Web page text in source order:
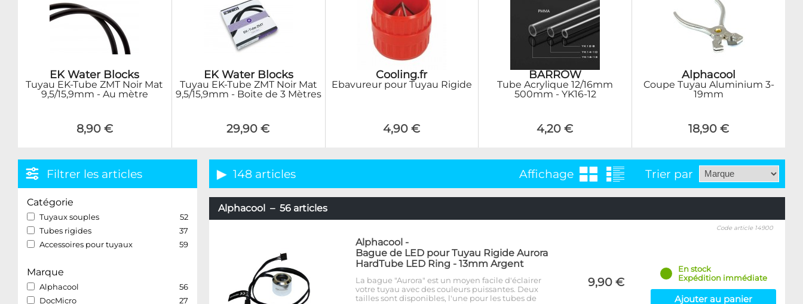
EK Water Blocks
Tuyau EK-Tube ZMT Noir Mat
9,5/15,9mm - Au mètre
8,90 €
EK Water Blocks
Tuyau EK-Tube ZMT Noir Mat
9,5/15,9mm - Boite de 3 Mètres
29,90 €
Cooling.fr
Ebavureur pour Tuyau Rigide
4,90 €
BARROW
Tube Acrylique 12/16mm
500mm - YK16-12
4,20 €
Alphacool
Coupe Tuyau Aluminium 3-
19mm
18,90 €
Filtrer les articles
Catégorie
Tuyaux souples
52
Tubes rigides
37
Accessoires pour tuyaux
59
Marque
Alphacool
56
DocMicro
27
148 articles Affichage Trier par
Alphacool – 56 articles
Alphacool -
Bague de LED pour Tuyau Rigide Aurora
HardTube LED Ring - 13mm Argent
La bague "Aurora" est un moyen facile d'éclairer
votre tuyau avec des couleurs puissantes. Deux
tailles sont disponibles, l'une pour les tubes de
9,90 €
Code article 14900
En stock
Expédition immédiate
Ajouter au panier